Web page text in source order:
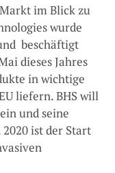
im Blick zu
wurde
beschäftigt
dieses Jahres
in wichtige
liefern. BHS will
und seine
ist der Start